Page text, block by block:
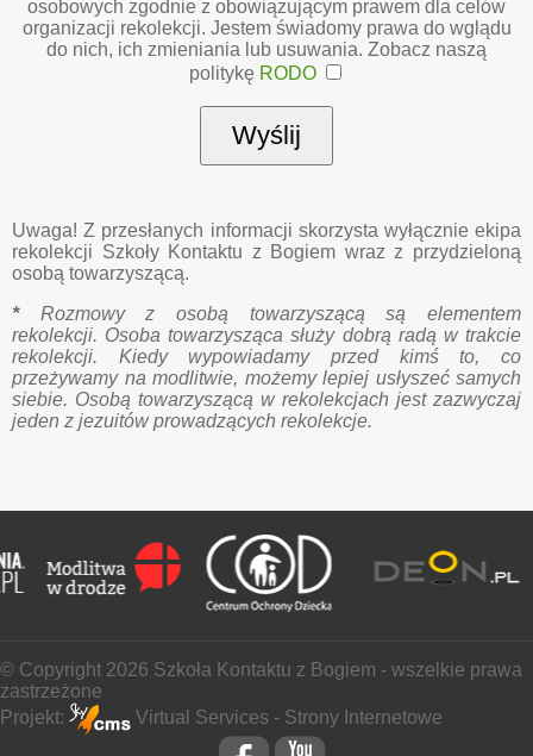
osobowych zgodnie z obowiązującym prawem dla celów
organizacji rekolekcji. Jestem świadomy prawa do wglądu
do nich, ich zmieniania lub usuwania. Zobacz naszą
politykę RODO
Uwaga! Z przesłanych informacji skorzysta wyłącznie ekipa
rekolekcji Szkoły Kontaktu z Bogiem wraz z przydzieloną
osobą towarzyszącą.
*Rozmowy z osobą towarzyszącą są elementem
rekolekcji. Osoba towarzysząca służy dobrą radą w trakcie
rekolekcji. Kiedy wypowiadamy przed kimś to, co
przeżywamy na modlitwie, możemy lepiej usłyszeć samych
siebie. Osobą towarzyszącą w rekolekcjach jest zazwyczaj
jeden z jezuitów prowadzących rekolekcje.
© Copyright 2026 Szkoła Kontaktu z Bogiem - wszelkie prawa
zastrzeżone
Projekt:
Virtual Services - Strony Internetowe